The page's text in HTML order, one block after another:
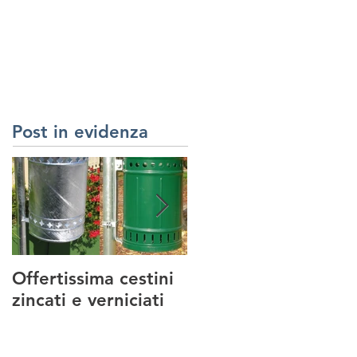
Post in evidenza
Offertissima cestini
zincati e verniciati